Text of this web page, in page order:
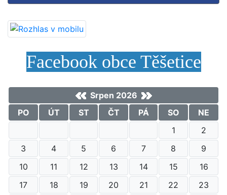
Facebook obce Těšetice
Srpen 2026
PO
ÚT ST ČT PÁ SO
NE
1
2
3
4 5 6 7 8
9
10
11 12 13 14 15
16
17
18 19 20 21 22
23